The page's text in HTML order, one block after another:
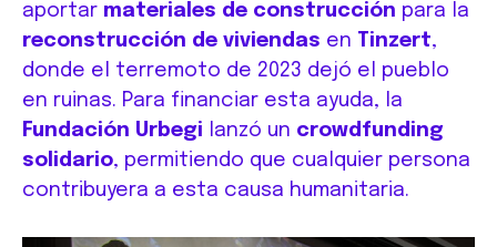
aportar materiales de construcción para la
reconstrucción de viviendas en Tinzert,
donde el terremoto de 2023 dejó el pueblo
en ruinas. Para financiar esta ayuda, la
Fundación Urbegi lanzó un crowdfunding
solidario, permitiendo que cualquier persona
contribuyera a esta causa humanitaria.